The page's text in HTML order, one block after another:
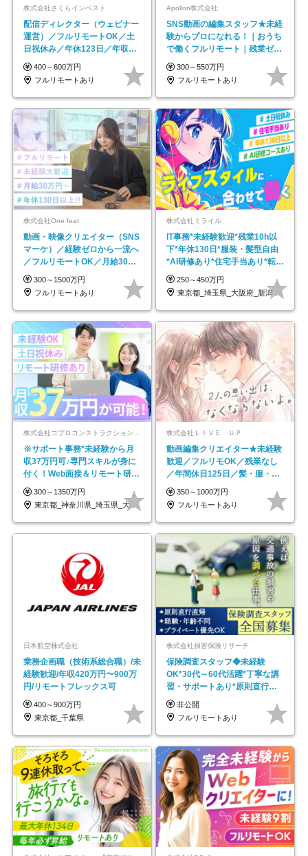
株式会社さくらインベスト
配信ディレクター（ウェビナー
運営）／フルリモートOK／土
日祝休み／年休123日／年収
600万円可
400～600万円
フルリモートあり
Apollon株式会社
SNS動画の編集スタッフ★未経
験からプロになれる！｜おうち
で働くフルリモート｜残業ゼロ
で18時退勤◎
300～550万円
フルリモートあり
株式会社One feat.
動画・映像クリエイター（SNS
マーケ）／経験ゼロから一流へ
／フルリモートOK／月給30万
円～／年休130日以上
300～1500万円
フルリモートあり
株式会社ミライル
IT事務*未経験歓迎*残業10h以
下*年休130日*服装・髪型自由
*AI研修あり*住宅手当あり*転勤
なし
250～450万円
東京都_埼玉県_大阪府_新潟県_福岡県
※サポート事務*未経験から月
収37万円可♪専門スキルが身に
付く！Web面接＆リモート研修
も充実♪/a
300～1350万円
東京都_神奈川県_埼玉県_大阪府_愛知県…
株式会社ＬＩＶＥ ＵＰ
動画編集クリエイター★未経験
歓迎／フルリモOK／残業なし
／年間休日125日／髪・服・ネ
イル自由／研修充実で安心
350～1000万円
フルリモートあり
日本航空株式会社
業務企画職（技術系総合職）/未
経験歓迎/年収420万円〜900万
円/リモートフレックス可
400～900万円
東京都_千葉県
株式会社損害保険リサーチ
保険調査スタッフ◆未経験
OK*30代～60代活躍*丁寧な講
習・サポートあり*原則直行直
帰／全国募集・業務委託
非公開
フルリモートあり